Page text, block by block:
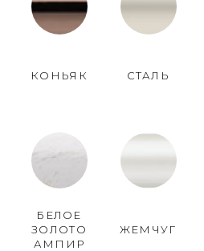
КОНЬЯК СТАЛЬ
БЕЛОЕ
ЗОЛОТО
АМПИР
ЖЕМЧУГ